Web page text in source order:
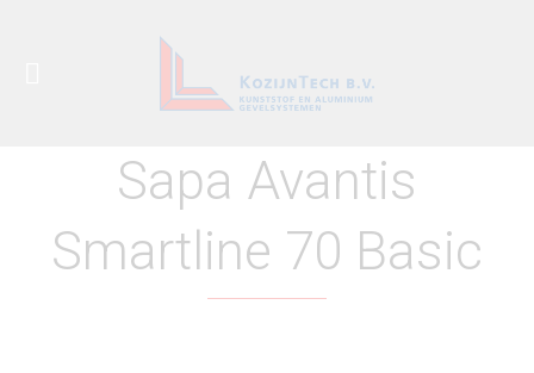
Sapa Avantis
Smartline 70 Basic